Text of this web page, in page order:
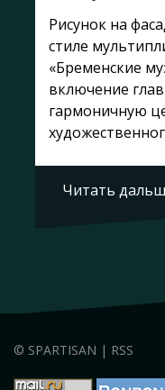
Рисунок на
стиле
«Бременские
включение
гармоничную
Читать
© SPARTISAN | RSS